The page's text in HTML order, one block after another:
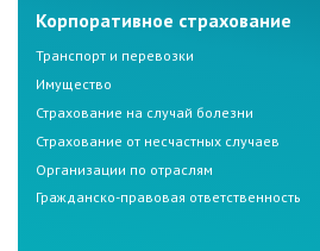
Корпоративное страхование
Транспорт и перевозки
Имущество
Страхование на случай болезни
Страхование от несчастных случаев
Организации по отраслям
Гражданско-правовая ответственность